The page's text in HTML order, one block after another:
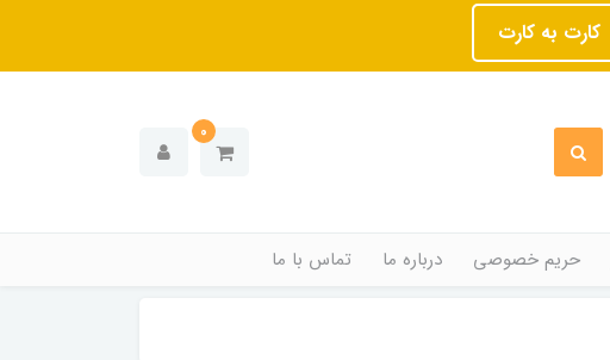
کارت به کارت
0
حریم خصوصی درباره ما تماس با ما